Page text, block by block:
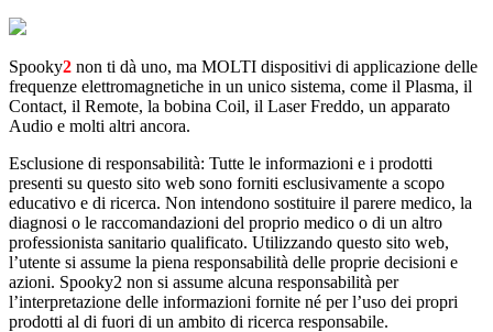
Spooky2 non ti dà uno, ma MOLTI dispositivi di applicazione delle
frequenze elettromagnetiche in un unico sistema, come il Plasma, il
Contact, il Remote, la bobina Coil, il Laser Freddo, un apparato
Audio e molti altri ancora.
Esclusione di responsabilità: Tutte le informazioni e i prodotti
presenti su questo sito web sono forniti esclusivamente a scopo
educativo e di ricerca. Non intendono sostituire il parere medico, la
diagnosi o le raccomandazioni del proprio medico o di un altro
professionista sanitario qualificato. Utilizzando questo sito web,
l’utente si assume la piena responsabilità delle proprie decisioni e
azioni. Spooky2 non si assume alcuna responsabilità per
l’interpretazione delle informazioni fornite né per l’uso dei propri
prodotti al di fuori di un ambito di ricerca responsabile.